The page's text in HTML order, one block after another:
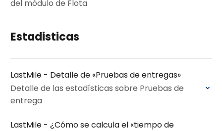
del módulo de Flota
Estadisticas
LastMile - Detalle de «Pruebas de entregas»
Detalle de las estadísticas sobre Pruebas de
entrega
LastMile - ¿Cómo se calcula el «tiempo de